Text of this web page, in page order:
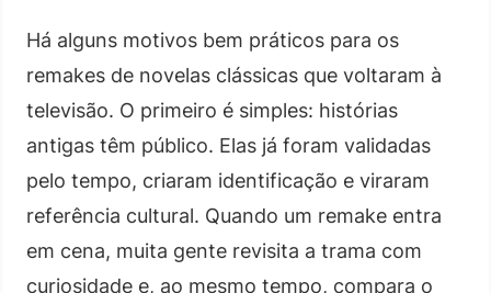
Há alguns motivos bem práticos para os
remakes de novelas clássicas que voltaram à
televisão. O primeiro é simples: histórias
antigas têm público. Elas já foram validadas
pelo tempo, criaram identificação e viraram
referência cultural. Quando um remake entra
em cena, muita gente revisita a trama com
curiosidade e, ao mesmo tempo, compara o